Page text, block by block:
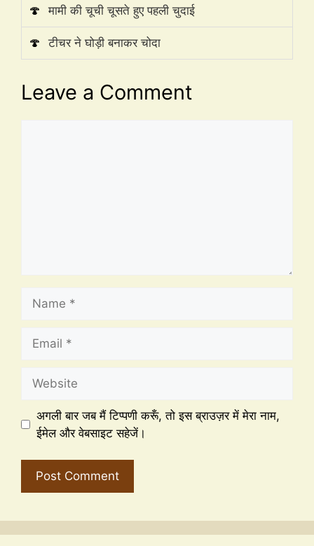
🍄 मामी की चूची चूसते हुए पहली चुदाई
🍄 टीचर ने घोड़ी बनाकर चोदा
Leave a Comment
अगली बार जब मैं टिप्पणी करूँ, तो इस ब्राउज़र में मेरा नाम,
ईमेल और वेबसाइट सहेजें।